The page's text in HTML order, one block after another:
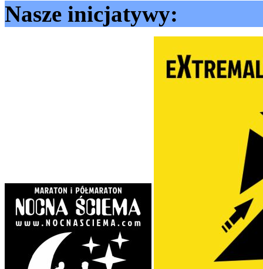
Nasze inicjatywy: